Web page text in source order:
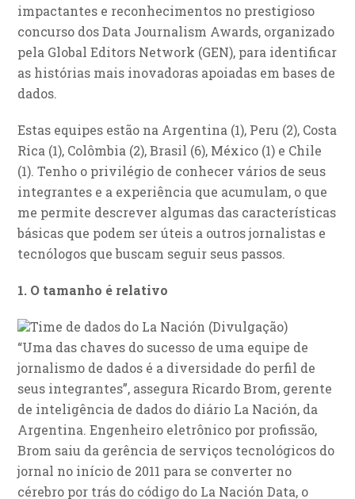
impactantes e reconhecimentos no prestigioso
concurso dos Data Journalism Awards, organizado
pela Global Editors Network (GEN), para identificar
as histórias mais inovadoras apoiadas em bases de
dados.
Estas equipes estão na Argentina (1), Peru (2), Costa
Rica (1), Colômbia (2), Brasil (6), México (1) e Chile
(1). Tenho o privilégio de conhecer vários de seus
integrantes e a experiência que acumulam, o que
me permite descrever algumas das características
básicas que podem ser úteis a outros jornalistas e
tecnólogos que buscam seguir seus passos.
1. O tamanho é relativo
Time de dados do La Nación (Divulgação)
“Uma das chaves do sucesso de uma equipe de
jornalismo de dados é a diversidade do perfil de
seus integrantes”, assegura Ricardo Brom, gerente
de inteligência de dados do diário La Nación, da
Argentina. Engenheiro eletrônico por profissão,
Brom saiu da gerência de serviços tecnológicos do
jornal no início de 2011 para se converter no
cérebro por trás do código do La Nación Data, o